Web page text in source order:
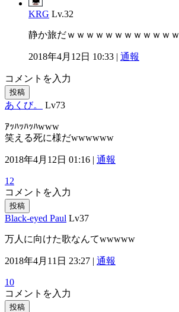
KRG Lv.32
静か旅だｗｗｗｗｗｗｗｗｗｗｗｗ
2018年4月12日 10:33 | 通報
コメントを入力
投稿
あくび。 Lv73
ｱｯﾊｯﾊｯﾊwww
笑える死に様だwwwwww
2018年4月12日 01:16 | 通報
12
コメントを入力
投稿
Black-eyed Paul Lv37
万人に向けた歌なんてwwwww
2018年4月11日 23:27 | 通報
10
コメントを入力
投稿